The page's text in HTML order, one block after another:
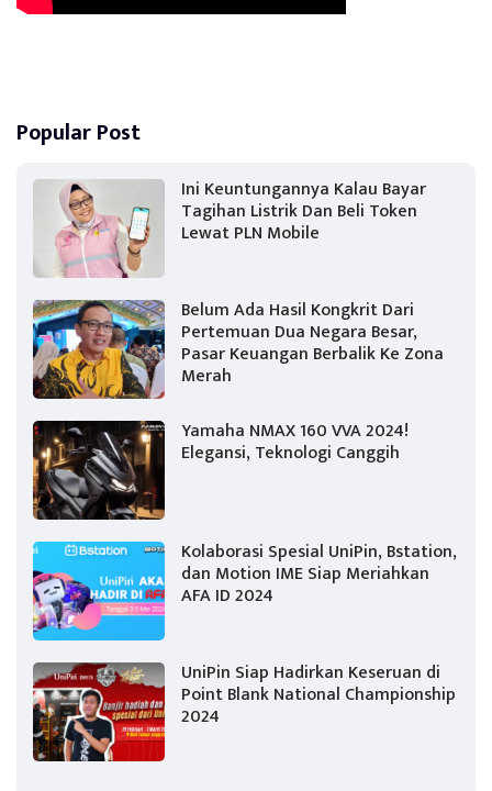
Popular Post
Ini Keuntungannya Kalau Bayar
Tagihan Listrik Dan Beli Token
Lewat PLN Mobile
Belum Ada Hasil Kongkrit Dari
Pertemuan Dua Negara Besar,
Pasar Keuangan Berbalik Ke Zona
Merah
Yamaha NMAX 160 VVA 2024!
Elegansi, Teknologi Canggih
Kolaborasi Spesial UniPin, Bstation,
dan Motion IME Siap Meriahkan
AFA ID 2024
UniPin Siap Hadirkan Keseruan di
Point Blank National Championship
2024